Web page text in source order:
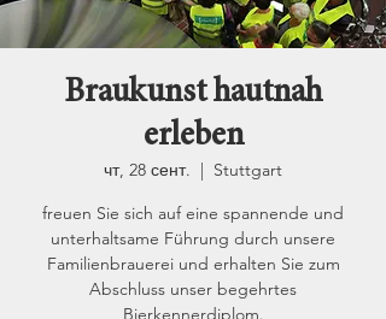
Braukunst hautnah
erleben
чт, 28 сент.
  |
Stuttgart
freuen Sie sich auf eine spannende und
unterhaltsame Führung durch unsere
Familienbrauerei und erhalten Sie zum
Abschluss unser begehrtes
Bierkennerdiplom.